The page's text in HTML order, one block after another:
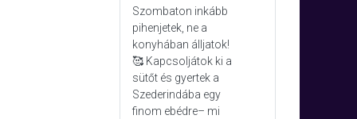
Szombaton inkább
pihenjetek, ne a
konyhában álljatok!
🥰 Kapcsoljátok ki a
sütőt és gyertek a
Szederindába egy
finom ebédre– mi